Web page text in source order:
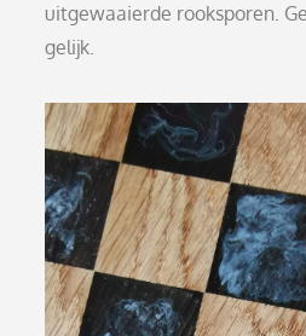
uitgewaaierde rooksporen.
gelijk.